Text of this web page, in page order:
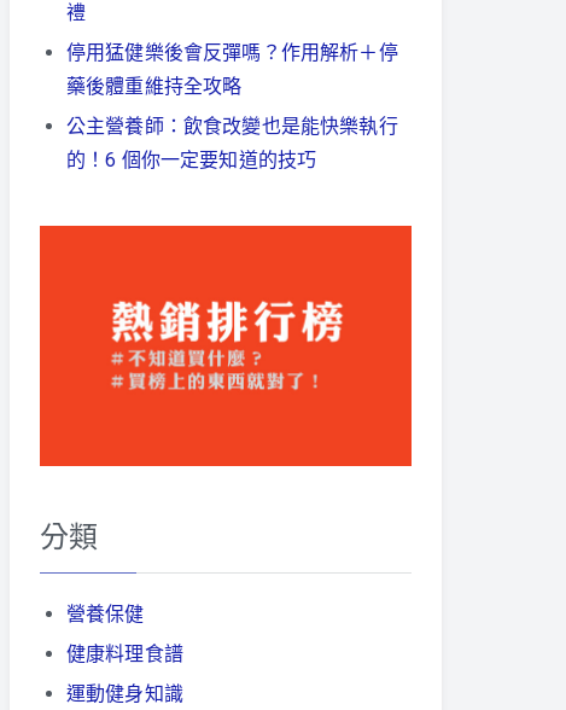
禮
停用猛健樂後會反彈嗎？作用解析＋停
藥後體重維持全攻略
公主營養師：飲食改變也是能快樂執行
的！6 個你一定要知道的技巧
分類
營養保健
健康料理食譜
運動健身知識